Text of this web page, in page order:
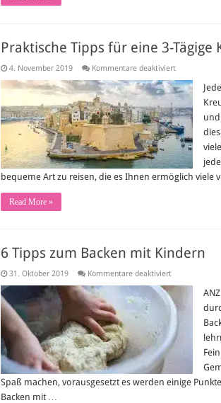
Praktische Tipps für eine 3-Tägige
4. November 2019 Kommentare deaktiviertfür
Tipps
für
3-
Tägige
Kreuzfahrt
und
bequeme Art zu reisen, die es Ihnen ermöglich viele
Read More »
6 Tipps zum Backen mit Kindern
31. Oktober 2019 Kommentare deaktiviertfür
zum
Backen
Kindern
Spaß machen, vorausgesetzt es werden einige
Backen mit …